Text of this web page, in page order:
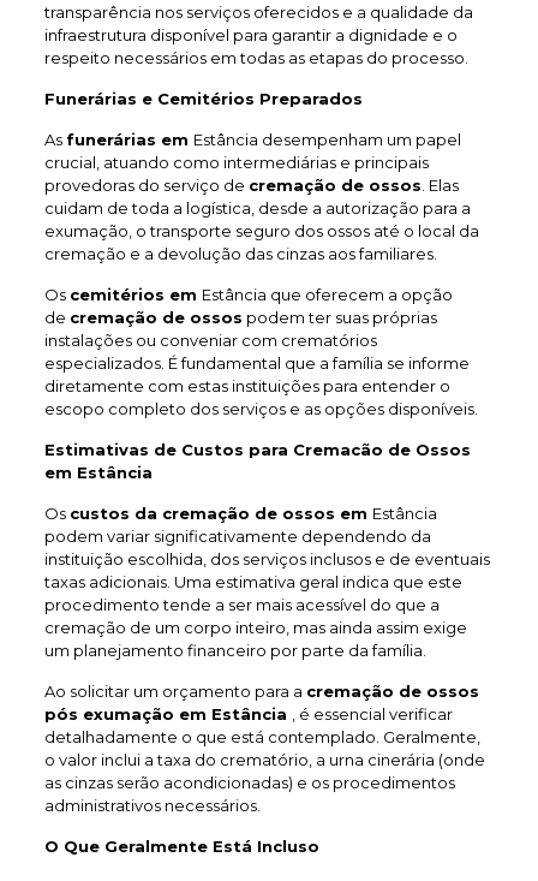
transparência nos serviços oferecidos e a qualidade da
infraestrutura disponível para garantir a dignidade e o
respeito necessários em todas as etapas do processo.
Funerárias e Cemitérios Preparados
As funerárias em Estância desempenham um papel
crucial, atuando como intermediárias e principais
provedoras do serviço de cremação de ossos . Elas
cuidam de toda a logística, desde a autorização para a
exumação, o transporte seguro dos ossos até o local da
cremação e a devolução das cinzas aos familiares.
Os cemitérios em Estância que oferecem a opção
de cremação de ossos podem ter suas próprias
instalações ou conveniar com crematórios
especializados. É fundamental que a família se informe
diretamente com estas instituições para entender o
escopo completo dos serviços e as opções disponíveis.
Estimativas de Custos para Cremacão de Ossos
em Estância
Os custos da cremação de ossos em Estância
podem variar significativamente dependendo da
instituição escolhida, dos serviços inclusos e de eventuais
taxas adicionais. Uma estimativa geral indica que este
procedimento tende a ser mais acessível do que a
cremação de um corpo inteiro, mas ainda assim exige
um planejamento financeiro por parte da família.
Ao solicitar um orçamento para a cremação de ossos
pós exumação em Estância
, é essencial verificar
detalhadamente o que está contemplado. Geralmente,
o valor inclui a taxa do crematório, a urna cinerária (onde
as cinzas serão acondicionadas) e os procedimentos
administrativos necessários.
O Que Geralmente Está Incluso